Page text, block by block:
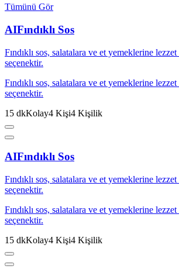
Tümünü Gör
AIFındıklı Sos
Fındıklı sos, salatalara ve et yemeklerine
seçenektir.
Fındıklı sos, salatalara ve et yemeklerine
seçenektir.
15 dkKolay4 Kişi4 Kişilik
AIFındıklı Sos
Fındıklı sos, salatalara ve et yemeklerine
seçenektir.
Fındıklı sos, salatalara ve et yemeklerine
seçenektir.
15 dkKolay4 Kişi4 Kişilik